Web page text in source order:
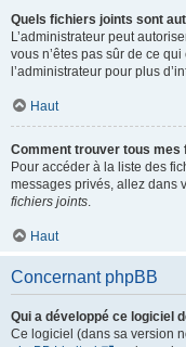
Quels fichiers joints sont
L’administrateur peut
vous n’êtes pas sûr de ce
l’administrateur pour plus
Haut
Comment trouver tous mes
Pour accéder à la liste des
messages privés, allez dans
fichiers joints.
Haut
Concernant phpBB
Qui a développé ce logiciel
Ce logiciel (dans sa version